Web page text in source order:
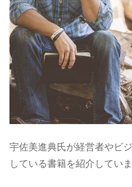
宇佐美進典氏が経営者やビ
している書籍を紹介していま